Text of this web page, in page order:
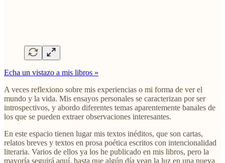
Echa un vistazo a mis libros »
A veces reflexiono sobre mis experiencias o mi forma de ver el
mundo y la vida. Mis ensayos personales se caracterizan por ser
introspectivos, y abordo diferentes temas aparentemente banales de
los que se pueden extraer observaciones interesantes.
En este espacio tienen lugar mis textos inéditos, que son cartas,
relatos breves y textos en prosa poética escritos con intencionalidad
literaria. Varios de ellos ya los he publicado en mis libros, pero la
mayoría seguirá aquí, hasta que algún día vean la luz en una nueva